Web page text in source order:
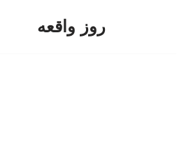
روز واقعه